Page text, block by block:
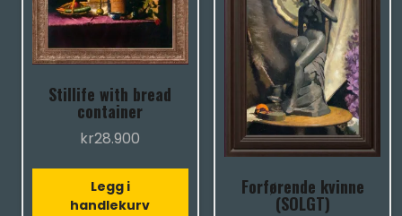
Stillife with bread
container
kr28.900
Legg i
handlekurv
Forførende kvinne
(SOLGT)